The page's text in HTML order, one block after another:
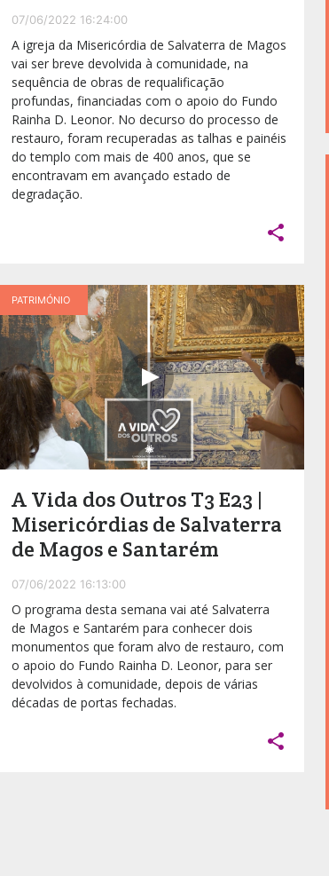
07/06/2022 16:24:00
A igreja da Misericórdia de Salvaterra de Magos
vai ser breve devolvida à comunidade, na
sequência de obras de requalificação
profundas, financiadas com o apoio do Fundo
Rainha D. Leonor. No decurso do processo de
restauro, foram recuperadas as talhas e painéis
do templo com mais de 400 anos, que se
encontravam em avançado estado de
degradação.

PATRIMÓNIO
A Vida dos Outros T3 E23 |
Misericórdias de Salvaterra
de Magos e Santarém
07/06/2022 16:13:00
O programa desta semana vai até Salvaterra
de Magos e Santarém para conhecer dois
monumentos que foram alvo de restauro, com
o apoio do Fundo Rainha D. Leonor, para ser
devolvidos à comunidade, depois de várias
décadas de portas fechadas.
